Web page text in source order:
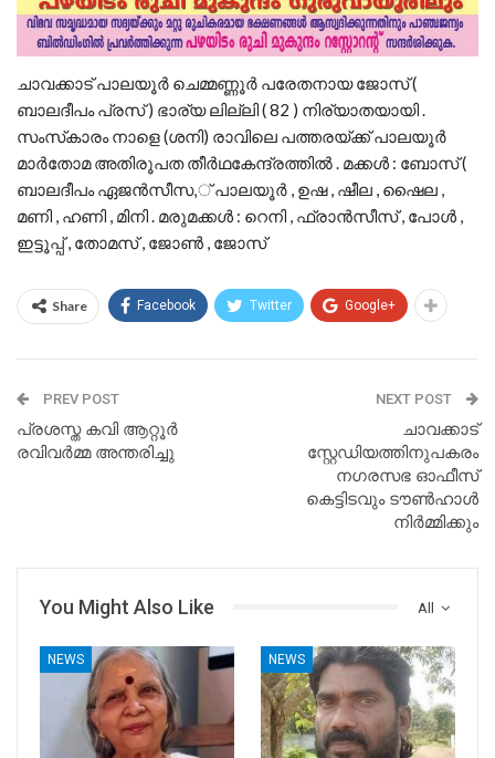
ചാവക്കാട് പാലയൂർ ചെമ്മണ്ണൂർ പരേതനായ ജോസ് (
ബാലദീപം പ്രസ് ) ഭാര്യ ലില്ലി ( 82 ) നിര്യാതയായി .
സംസ്‌കാരം നാളെ (ശനി) രാവിലെ പത്തരയ്ക്ക് പാലയൂർ
മാർതോമ അതിരൂപത തീർഥകേന്ദ്രത്തിൽ . മക്കൾ : ബോസ് (
ബാലദീപം ഏജൻസീസ,് പാലയൂർ , ഉഷ , ഷീല , ഷൈല ,
മണി , ഹണി , മിനി . മരുമക്കൾ : റെനി , ഫ്രാൻസീസ് , പോൾ ,
ഇട്ടൂപ്പ് , തോമസ് , ജോൺ , ജോസ്
Share Facebook Twitter Google+
PREV POST
പ്രശസ്ത കവി ആറ്റൂർ
രവിവർമ്മ അന്തരിച്ചു
NEXT POST
ചാവക്കാട്
സ്റ്റേഡിയത്തിനുപകരം
നഗരസഭ ഓഫീസ്
കെട്ടിടവും ടൗണ്‍ഹാള്‍
നിര്‍മ്മിക്കും
All
You Might Also Like
NEWS NEWS